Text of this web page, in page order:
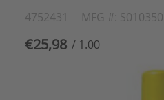
4752431 MFG #:
€25,98 / 1.00